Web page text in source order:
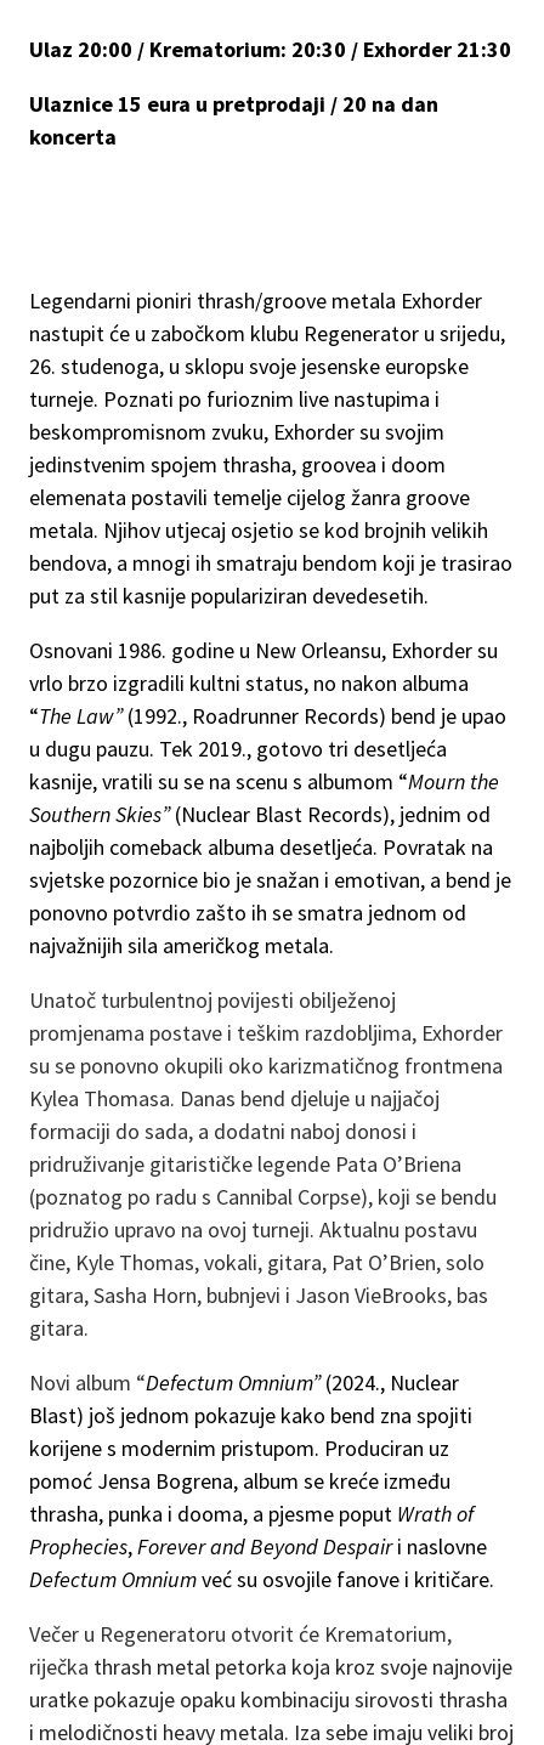
Ulaz 20:00 / Krematorium: 20:30 / Exhorder 21:30
Ulaznice 15 eura u pretprodaji / 20 na dan
koncerta
Legendarni pioniri thrash/groove metala Exhorder
nastupit će u zabočkom klubu Regenerator u srijedu,
26. studenoga, u sklopu svoje jesenske europske
turneje. Poznati po furioznim live nastupima i
beskompromisnom zvuku, Exhorder su svojim
jedinstvenim spojem thrasha, groovea i doom
elemenata postavili temelje cijelog žanra groove
metala. Njihov utjecaj osjetio se kod brojnih velikih
bendova, a mnogi ih smatraju bendom koji je trasirao
put za stil kasnije populariziran devedesetih.
Osnovani 1986. godine u New Orleansu, Exhorder su
vrlo brzo izgradili kultni status, no nakon albuma
“The Law”(1992., Roadrunner Records) bend je upao
u dugu pauzu. Tek 2019., gotovo tri desetljeća
kasnije, vratili su se na scenu s albumom “Mourn the
Southern Skies”(Nuclear Blast Records), jednim od
najboljih comeback albuma desetljeća. Povratak na
svjetske pozornice bio je snažan i emotivan, a bend je
ponovno potvrdio zašto ih se smatra jednom od
najvažnijih sila američkog metala.
Unatoč turbulentnoj povijesti obilježenoj
promjenama postave i teškim razdobljima, Exhorder
su se ponovno okupili oko karizmatičnog frontmena
Kylea Thomasa. Danas bend djeluje u najjačoj
formaciji do sada, a dodatni naboj donosi i
pridruživanje gitarističke legende Pata O’Briena
(poznatog po radu s Cannibal Corpse), koji se bendu
pridružio upravo na ovoj turneji. Aktualnu postavu
čine, Kyle Thomas, vokali, gitara, Pat O’Brien, solo
gitara, Sasha Horn, bubnjevi i Jason VieBrooks, bas
gitara.
Novi album “Defectum Omnium”(2024., Nuclear
Blast) još jednom pokazuje kako bend zna spojiti
korijene s modernim pristupom. Produciran uz
pomoć Jensa Bogrena, album se kreće između
thrasha, punka i dooma, a pjesme poput Wrath of
Prophecies,Forever and Beyond Despairi naslovne
Defectum Omniumveć su osvojile fanove i kritičare.
Večer u Regeneratoru otvorit će Krematorium,
riječka thrash metal petorka koja kroz svoje najnovije
uratke pokazuje opaku kombinaciju sirovosti thrasha
i melodičnosti heavy metala. Iza sebe imaju veliki broj